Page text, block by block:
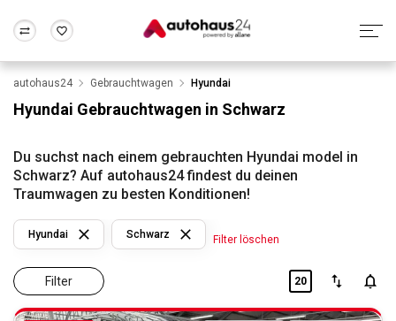
Wir bewerten dein Auto
Alle Fragen & Antworten
Rund um die Inzahlungnahme
Frankfurt Wuppertal
autohaus24 Gebrauchtwagen Hyundai
Hyundai Gebrauchtwagen in Schwarz
Du suchst nach einem gebrauchten Hyundai model in
Schwarz? Auf autohaus24 findest du deinen
Traumwagen zu besten Konditionen!
Filter
Hyundai Schwarz Filter löschen
20